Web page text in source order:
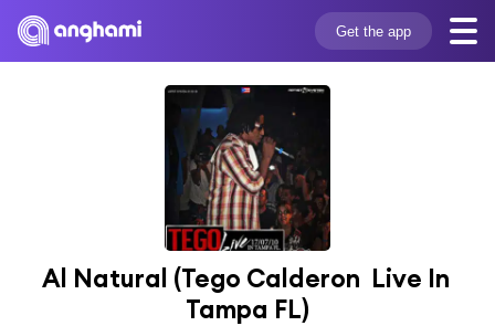
Get the app
Al Natural (Tego Calderon  Live In
Tampa FL)